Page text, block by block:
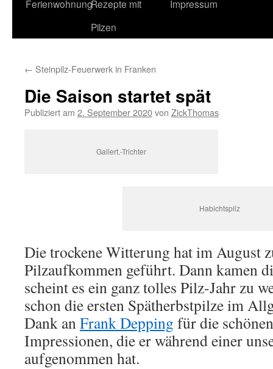
FerienwohnungRezepte mit
Pilzen
Impressum
← Steinpilz-Feuerwerk in Franken
Die Saison startet spät
Publiziert am 2. September 2020von ZickThomas
Gallert.-Trichter
Habichtspilz
Die trockene Witterung hat im August
Pilzaufkommen geführt. Dann kamen
scheint es ein ganz tolles Pilz-Jahr zu
schon die ersten Spätherbstpilze im
Dank anFrank Depping für die
Impressionen, die er während einer
aufgenommen hat.